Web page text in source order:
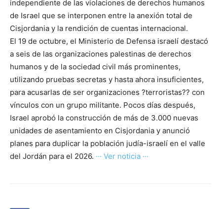
independiente de las violaciones de derechos humanos
de Israel que se interponen entre la anexión total de
Cisjordania y la rendición de cuentas internacional.
El 19 de octubre, el Ministerio de Defensa israelí destacó
a seis de las organizaciones palestinas de derechos
humanos y de la sociedad civil más prominentes,
utilizando pruebas secretas y hasta ahora insuficientes,
para acusarlas de ser organizaciones ?terroristas?? con
vínculos con un grupo militante. Pocos días después,
Israel aprobó la construcción de más de 3.000 nuevas
unidades de asentamiento en Cisjordania y anunció
planes para duplicar la población judía-israelí en el valle
del Jordán para el 2026. ··· Ver noticia ···